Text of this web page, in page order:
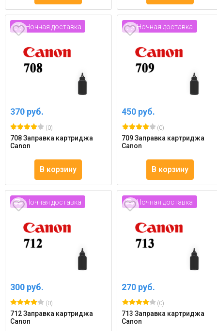
Ночная доставка
370 руб.
(0)
708 Заправка картриджа
Canon
В корзину
Ночная доставка
450 руб.
(0)
709 Заправка картриджа
Canon
В корзину
Ночная доставка
300 руб.
(0)
712 Заправка картриджа
Canon
Ночная доставка
270 руб.
(0)
713 Заправка картриджа
Canon